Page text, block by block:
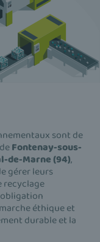
sont de
Fontenay-sous-
de-Marne (94),
gérer leurs
recyclage
éthique et
durable et la